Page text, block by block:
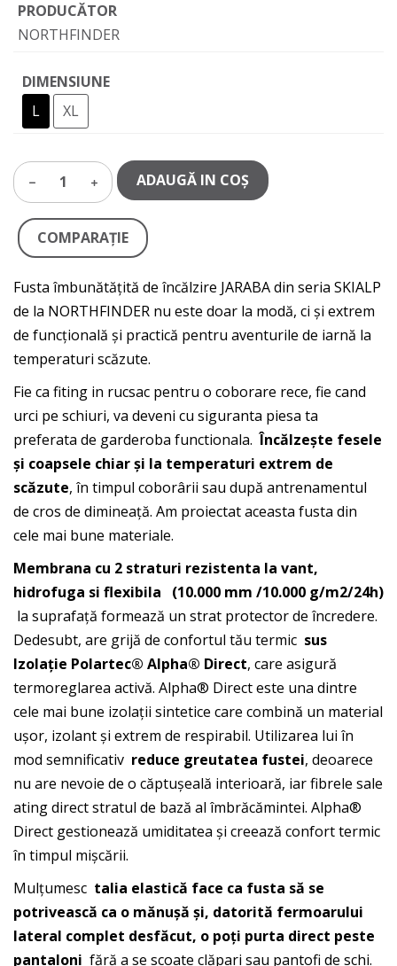
PRODUCĂTOR
NORTHFINDER
DIMENSIUNE
L
XL
1 ADAUGĂ IN COŞ
COMPARAŢIE
Fusta îmbunătățită de încălzire JARABA din seria SKIALP
de la NORTHFINDER nu este doar la modă, ci și extrem
de funcțională și practică pentru aventurile de iarnă la
temperaturi scăzute.
Fie ca fiting in rucsac pentru o coborare rece, fie cand
urci pe schiuri, va deveni cu siguranta piesa ta
preferata de garderoba functionala.Încălzește fesele
și coapsele chiar și la temperaturi extrem de
scăzute, în timpul coborârii sau după antrenamentul
de cros de dimineață. Am proiectat aceasta fusta din
cele mai bune materiale.
Membrana cu 2 straturi rezistenta la vant,
hidrofuga si flexibila
(10.000 mm /10.000 g/m2/24h)
la suprafață formează un strat protector de încredere.
Dedesubt, are grijă de confortul tău termic sus
Izolație Polartec® Alpha® Direct, care asigură
termoreglarea activă. Alpha® Direct este una dintre
cele mai bune izolații sintetice care combină un material
ușor, izolant și extrem de respirabil. Utilizarea lui în
mod semnificativ reduce greutatea fustei, deoarece
nu are nevoie de o căptușeală interioară, iar fibrele sale
ating direct stratul de bază al îmbrăcămintei. Alpha®
Direct gestionează umiditatea și creează confort termic
în timpul mișcării.
Mulţumesc talia elastică face ca fusta să se
potrivească ca o mănușă și, datorită fermoarului
lateral complet desfăcut, o poți purta direct peste
pantaloni fără a se scoate clăpari sau pantofi de schi.